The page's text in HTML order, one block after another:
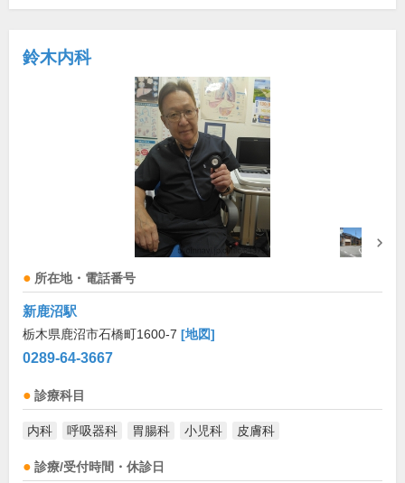
鈴木内科
所在地・電話番号
新鹿沼駅
栃木県鹿沼市石橋町1600-7 [地図]
0289-64-3667
診療科目
内科 呼吸器科 胃腸科 小児科 皮膚科
診療/受付時間・休診日